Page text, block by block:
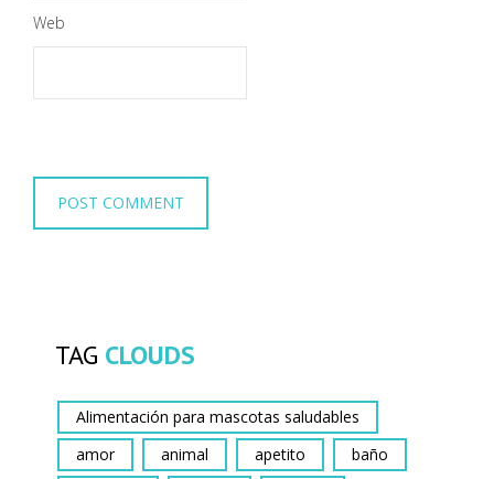
Web
TAG CLOUDS
Alimentación para mascotas saludables
amor
animal apetito
baño